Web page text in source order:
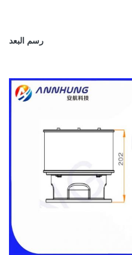
رسم البعد